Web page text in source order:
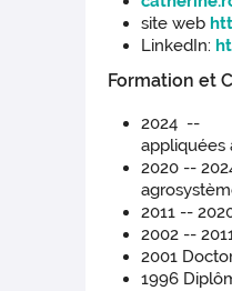
site web
LinkedIn:
Formation et
2024 --
appliquées
2020 --
2011 --
2002 --
2001
1996